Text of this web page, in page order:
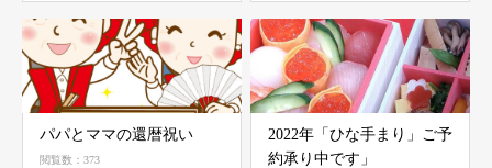
パパとママの還暦祝い
閲覧数：373
2022年「ひな手まり」ご予
約承り中です」